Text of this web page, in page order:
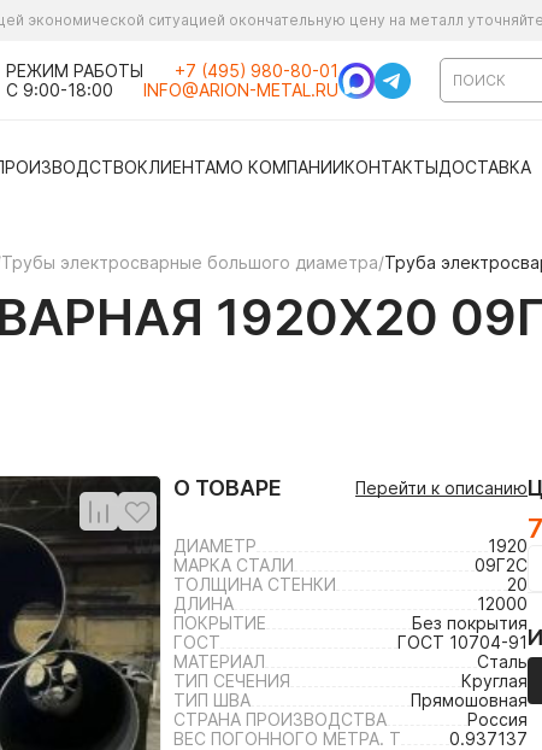
экономической ситуацией окончательную цену на металл
РЕЖИМ РАБОТЫ
С 9:00-18:00
+7 (495) 980-80-01
INFO@ARION-METAL.RU
КЛИЕНТАМО КОМПАНИИКОНТАКТЫДОСТАВКА
Трубы электросварные большого диаметра/Труба
1920Х20
О ТОВАРЕ Перейти к описанию
ДИАМЕТР
1920
МАРКА СТАЛИ
09Г2С
ТОЛЩИНА СТЕНКИ
20
ДЛИНА
12000
ПОКРЫТИЕ
Без покрытия
ГОСТ
ГОСТ 10704-91
МАТЕРИАЛ
Сталь
ТИП СЕЧЕНИЯ
Круглая
ТИП ШВА
Прямошовная
СТРАНА ПРОИЗВОДСТВА
Россия
ВЕС ПОГОННОГО МЕТРА. Т
0.937137